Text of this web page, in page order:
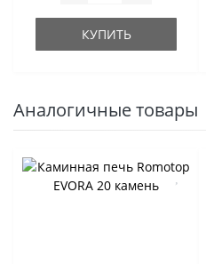
КУПИТЬ
Аналогичные товары